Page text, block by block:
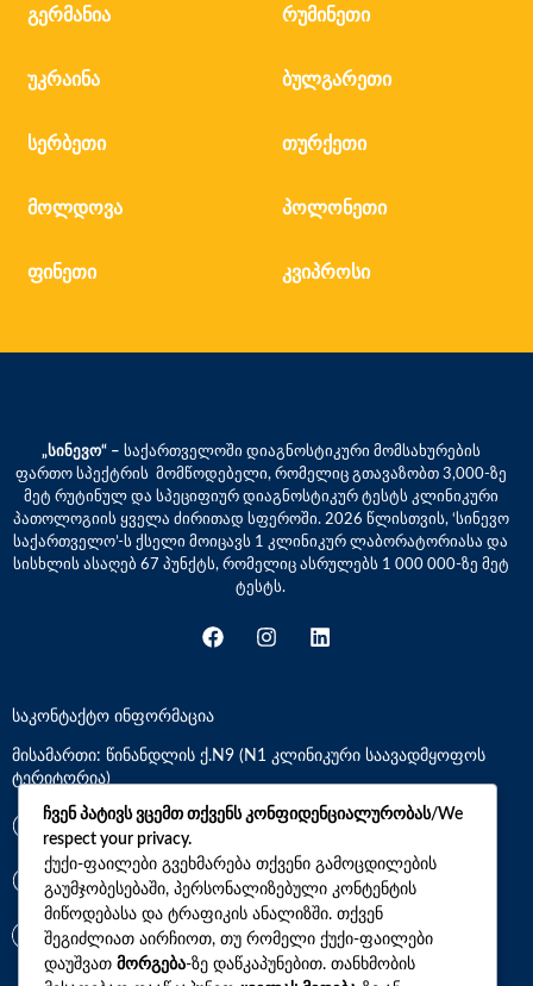
გერმანია რუმინეთი
უკრაინა ბულგარეთი
სერბეთი თურქეთი
მოლდოვა პოლონეთი
ფინეთი კვიპროსი
„სინევო“ – საქართველოში დიაგნოსტიკური მომსახურების
ფართო სპექტრის მომწოდებელი, რომელიც გთავაზობთ 3,000-ზე
მეტ რუტინულ და სპეციფიურ დიაგნოსტიკურ ტესტს კლინიკური
პათოლოგიის ყველა ძირითად სფეროში. 2026 წლისთვის, ‘სინევო
საქართველო’-ს ქსელი მოიცავს 1 კლინიკურ ლაბორატორიასა და
სისხლის ასაღებ 67 პუნქტს, რომელიც ასრულებს 1 000 000-ზე მეტ
ტესტს.
საკონტაქტო ინფორმაცია
მისამართი: წინანდლის ქ.N9 (N1 კლინიკური საავადმყოფოს
ტერიტორია)
*7770
+(995)32 2 800 111
info@synevo.ge
ჩვენ პატივს ვცემთ თქვენს კონფიდენციალურობას/We
respect your privacy.
ქუქი-ფაილები გვეხმარება თქვენი გამოცდილების
გაუმჯობესებაში, პერსონალიზებული კონტენტის
მიწოდებასა და ტრაფიკის ანალიზში. თქვენ
შეგიძლიათ აირჩიოთ, თუ რომელი ქუქი-ფაილები
დაუშვათ მორგება-ზე დაწკაპუნებით. თანხმობის